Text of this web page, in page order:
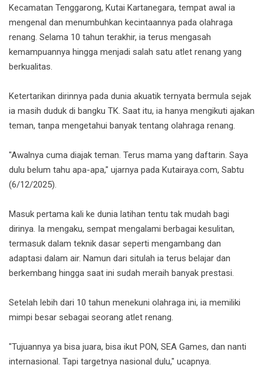
Kecamatan Tenggarong, Kutai Kartanegara, tempat awal ia
mengenal dan menumbuhkan kecintaannya pada olahraga
renang. Selama 10 tahun terakhir, ia terus mengasah
kemampuannya hingga menjadi salah satu atlet renang yang
berkualitas.
Ketertarikan dirinnya pada dunia akuatik ternyata bermula sejak
ia masih duduk di bangku TK. Saat itu, ia hanya mengikuti ajakan
teman, tanpa mengetahui banyak tentang olahraga renang.
"Awalnya cuma diajak teman. Terus mama yang daftarin. Saya
dulu belum tahu apa-apa," ujarnya pada Kutairaya.com, Sabtu
(6/12/2025).
Masuk pertama kali ke dunia latihan tentu tak mudah bagi
dirinya. Ia mengaku, sempat mengalami berbagai kesulitan,
termasuk dalam teknik dasar seperti mengambang dan
adaptasi dalam air. Namun dari situlah ia terus belajar dan
berkembang hingga saat ini sudah meraih banyak prestasi.
Setelah lebih dari 10 tahun menekuni olahraga ini, ia memiliki
mimpi besar sebagai seorang atlet renang.
"Tujuannya ya bisa juara, bisa ikut PON, SEA Games, dan nanti
internasional. Tapi targetnya nasional dulu," ucapnya.